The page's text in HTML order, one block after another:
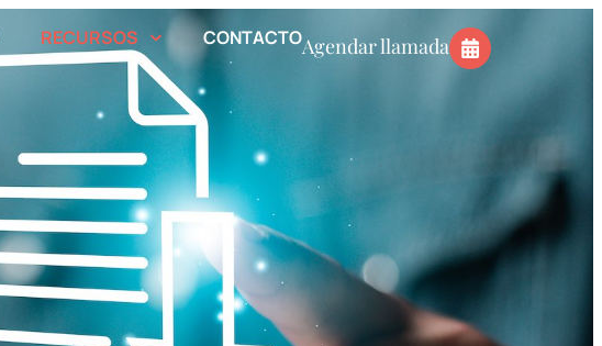
RECURSOS CONTACTOAgendar llamada